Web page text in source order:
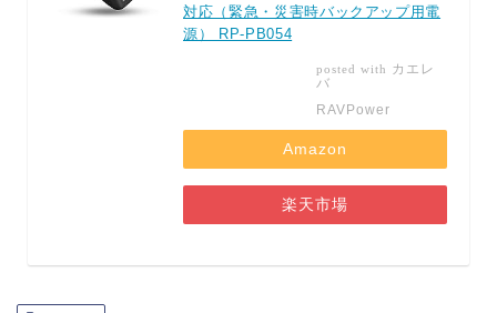
対応（緊急・災害時バックアップ用電
源） RP-PB054
posted with カエレ
バ
RAVPower
Amazon
楽天市場